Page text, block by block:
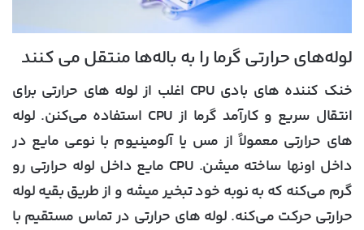
لوله‌های حرارتی گرما را به باله‌ها منتقل می کنند
خنک کننده های بادی CPU اغلب از لوله های حرارتی برای
انتقال سریع و کارآمد گرما از CPU استفاده می‌کنن. لوله
های حرارتی معمولاً از مس یا آلومینیوم با نوعی مایع در
داخل اونها ساخته میشن. CPU مایع داخل لوله حرارتی رو
گرم می‌کنه که به نوبه خود تبخیر میشه و از طریق بقیه لوله
حرارتی حرکت می‌کنه. لوله های حرارتی در تماس مستقیم با